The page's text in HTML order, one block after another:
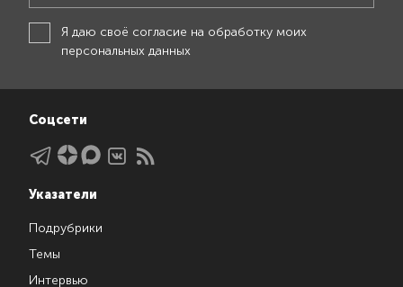
Я даю своё согласие на обработку моих
персональных данных
Соцсети
Указатели
Подрубрики
Темы
Интервью